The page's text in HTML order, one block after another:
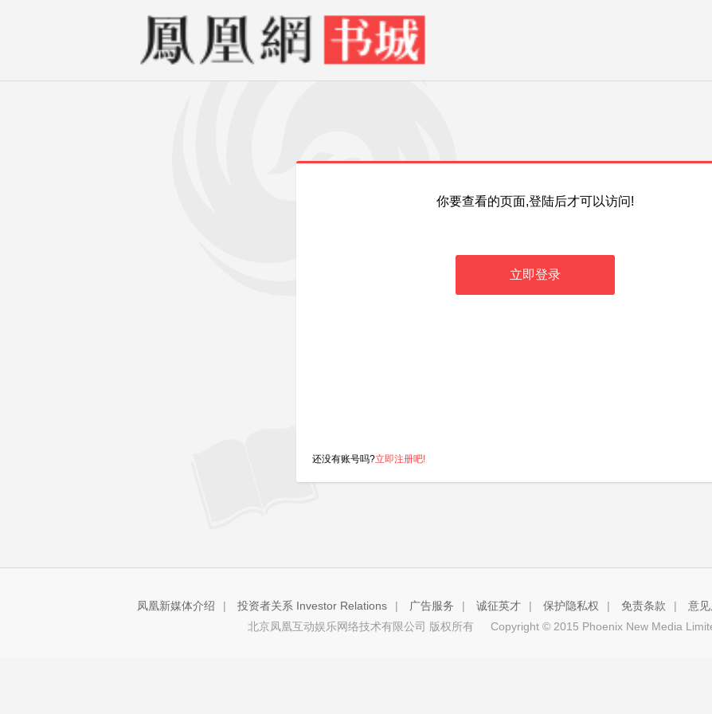
你要查看的页面,登陆后才可以访问!
立即登录
还没有账号吗?立即注册吧!
凤凰新媒体介绍 | 投资者关系 Investor Relations | 广告服务 | 诚征英才 | 保护隐私权 | 免责条款 | 意
北京凤凰互动娱乐网络技术有限公司 版权所有
Copyright © 2015 Phoenix New Media